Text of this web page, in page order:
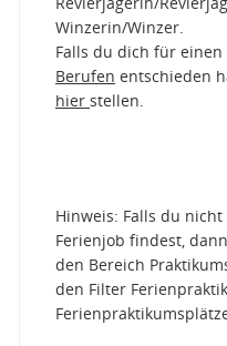
Winzerin/Winzer.
Falls du dich für
Berufen entschieden
hier stellen.
Hinweis: Falls du
Ferienjob findest,
den Bereich
den Filter